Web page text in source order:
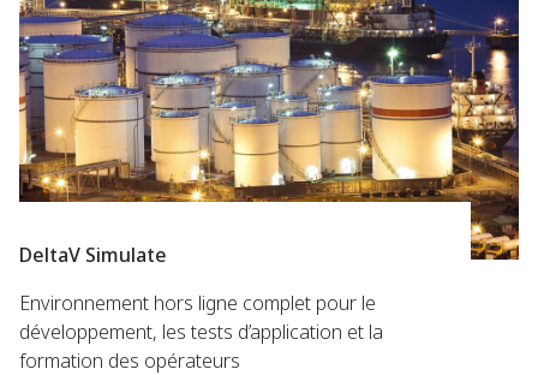
DeltaV Simulate
Environnement hors ligne complet pour le
développement, les tests d’application et la
formation des opérateurs